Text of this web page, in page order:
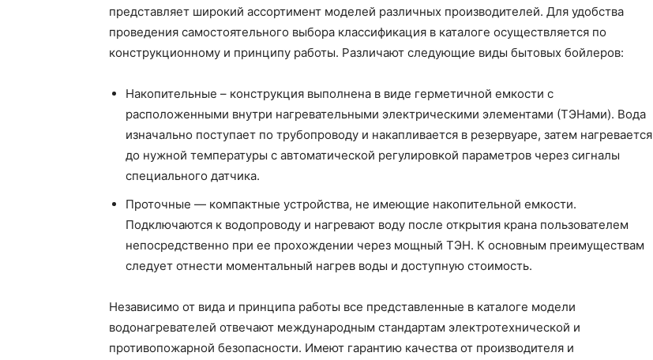
представляет широкий ассортимент моделей различных производителей. Для удобства
проведения самостоятельного выбора классификация в каталоге осуществляется по
конструкционному и принципу работы. Различают следующие виды бытовых бойлеров:
Накопительные – конструкция выполнена в виде герметичной емкости с
расположенными внутри нагревательными электрическими элементами (ТЭНами). Вода
изначально поступает по трубопроводу и накапливается в резервуаре, затем нагревается
до нужной температуры с автоматической регулировкой параметров через сигналы
специального датчика.
Проточные — компактные устройства, не имеющие накопительной емкости.
Подключаются к водопроводу и нагревают воду после открытия крана пользователем
непосредственно при ее прохождении через мощный ТЭН. К основным преимуществам
следует отнести моментальный нагрев воды и доступную стоимость.
Независимо от вида и принципа работы все представленные в каталоге модели
водонагревателей отвечают международным стандартам электротехнической и
противопожарной безопасности. Имеют гарантию качества от производителя и